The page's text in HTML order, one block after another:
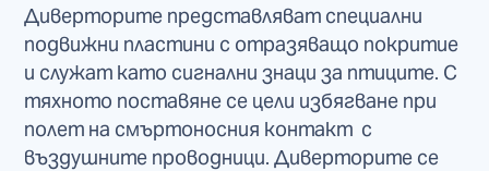
Диверторите представляват специални
подвижни пластини с отразяващо покритие
и служат като сигнални знаци за птиците. С
тяхното поставяне се цели избягване при
полет на смъртоносния контакт с
въздушните проводници. Диверторите се